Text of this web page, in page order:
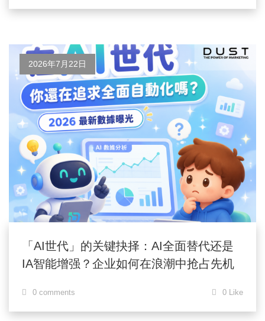
2026年7月22日
「AI世代」的关键抉择：AI全面替代还是
IA智能增强？企业如何在浪潮中抢占先机
0 comments 0 Like